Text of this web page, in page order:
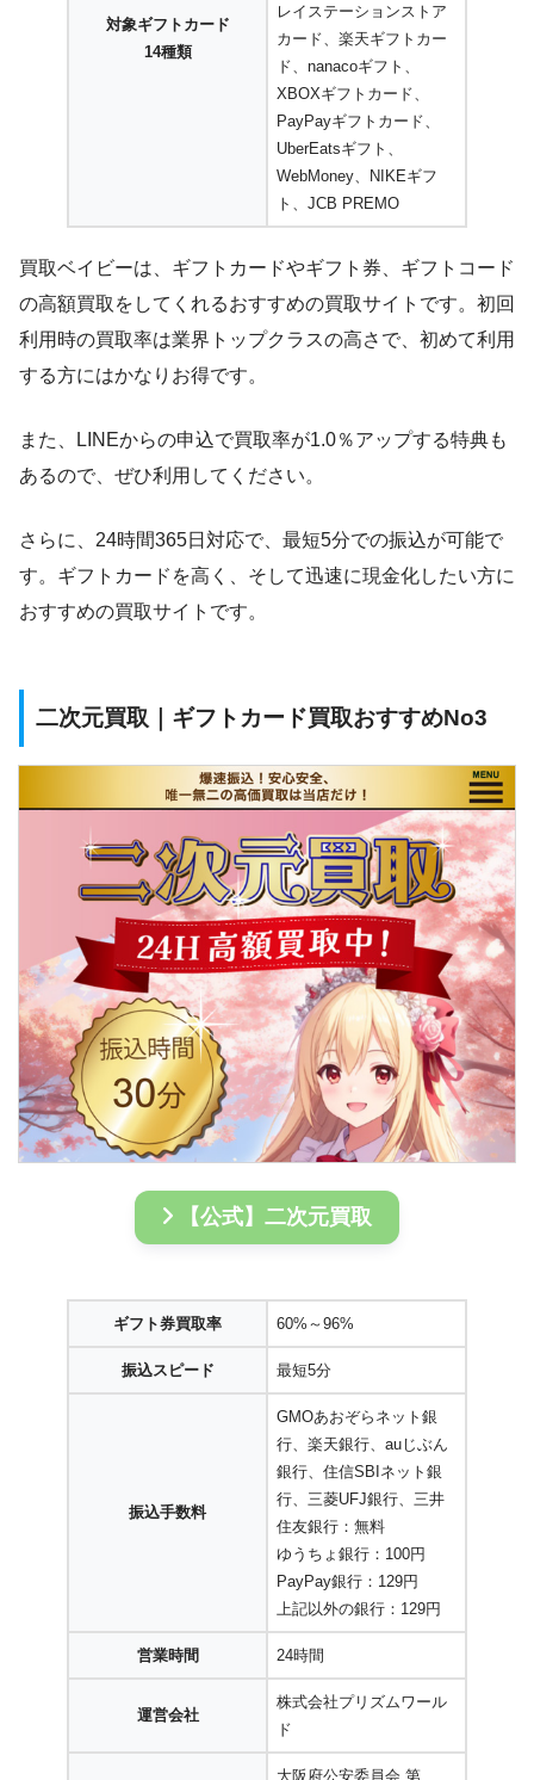
対象ギフトカード
14種類
レイステーションストア
カード、楽天ギフトカー
ド、nanacoギフト、
XBOXギフトカード、
PayPayギフトカード、
UberEatsギフト、
WebMoney、NIKEギフ
ト、JCB PREMO
買取ベイビーは、ギフトカードやギフト券、ギフトコード
の高額買取をしてくれるおすすめの買取サイトです。初回
利用時の買取率は業界トップクラスの高さで、初めて利用
する方にはかなりお得です。
また、LINEからの申込で買取率が1.0％アップする特典も
あるので、ぜひ利用してください。
さらに、24時間365日対応で、最短5分での振込が可能で
す。ギフトカードを高く、そして迅速に現金化したい方に
おすすめの買取サイトです。
二次元買取｜ギフトカード買取おすすめNo3
【公式】二次元買取
ギフト券買取率 60%～96%
振込スピード 最短5分
振込手数料
GMOあおぞらネット銀
行、楽天銀行、auじぶん
銀行、住信SBIネット銀
行、三菱UFJ銀行、三井
住友銀行：無料
ゆうちょ銀行：100円
PayPay銀行：129円
上記以外の銀行：129円
営業時間 24時間
運営会社
株式会社プリズムワール
ド
大阪府公安委員会 第